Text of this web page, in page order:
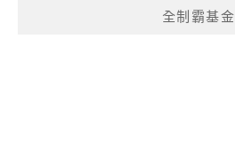
全制霸基金